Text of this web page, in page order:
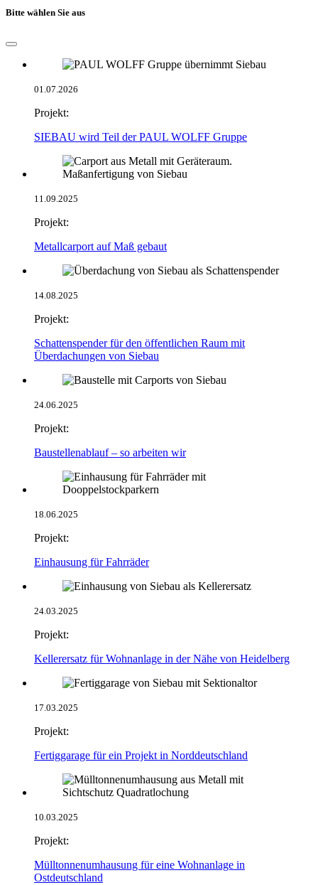
Bitte wählen Sie aus
01.07.2026
Projekt:
SIEBAU wird Teil der PAUL WOLFF Gruppe
11.09.2025
Projekt:
Metallcarport auf Maß gebaut
14.08.2025
Projekt:
Schattenspender für den öffentlichen Raum mit
Überdachungen von Siebau
24.06.2025
Projekt:
Baustellenablauf – so arbeiten wir
18.06.2025
Projekt:
Einhausung für Fahrräder
24.03.2025
Projekt:
Kellerersatz für Wohnanlage in der Nähe von Heidelberg
17.03.2025
Projekt:
Fertiggarage für ein Projekt in Norddeutschland
10.03.2025
Projekt:
Mülltonnenumhausung für eine Wohnanlage in
Ostdeutschland